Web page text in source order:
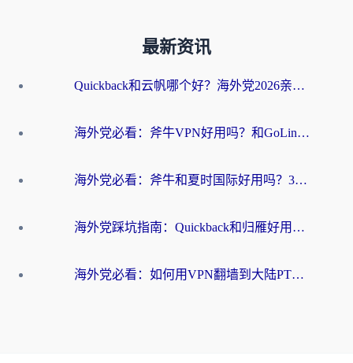
最新资讯
Quickback和云帆哪个好？海外党2026亲测指南：选对加速器大陆工具，无缝刷国内剧玩国服
海外党必看：斧牛VPN好用吗？和GoLinkVPN对比哪个回国效果更好？
海外党必看：斧牛和夏时国际好用吗？3步选对回国加速器，无缝刷国内资源
海外党踩坑指南：Quickback和归雁好用吗？选对加速器才能无缝刷国内资源
海外党必看：如何用VPN翻墙到大陆PTT？一篇解决你所有回国加速痛点